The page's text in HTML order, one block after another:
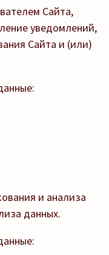
Сайта,
уведомлений,
Сайта и (или)
и анализа
данных.